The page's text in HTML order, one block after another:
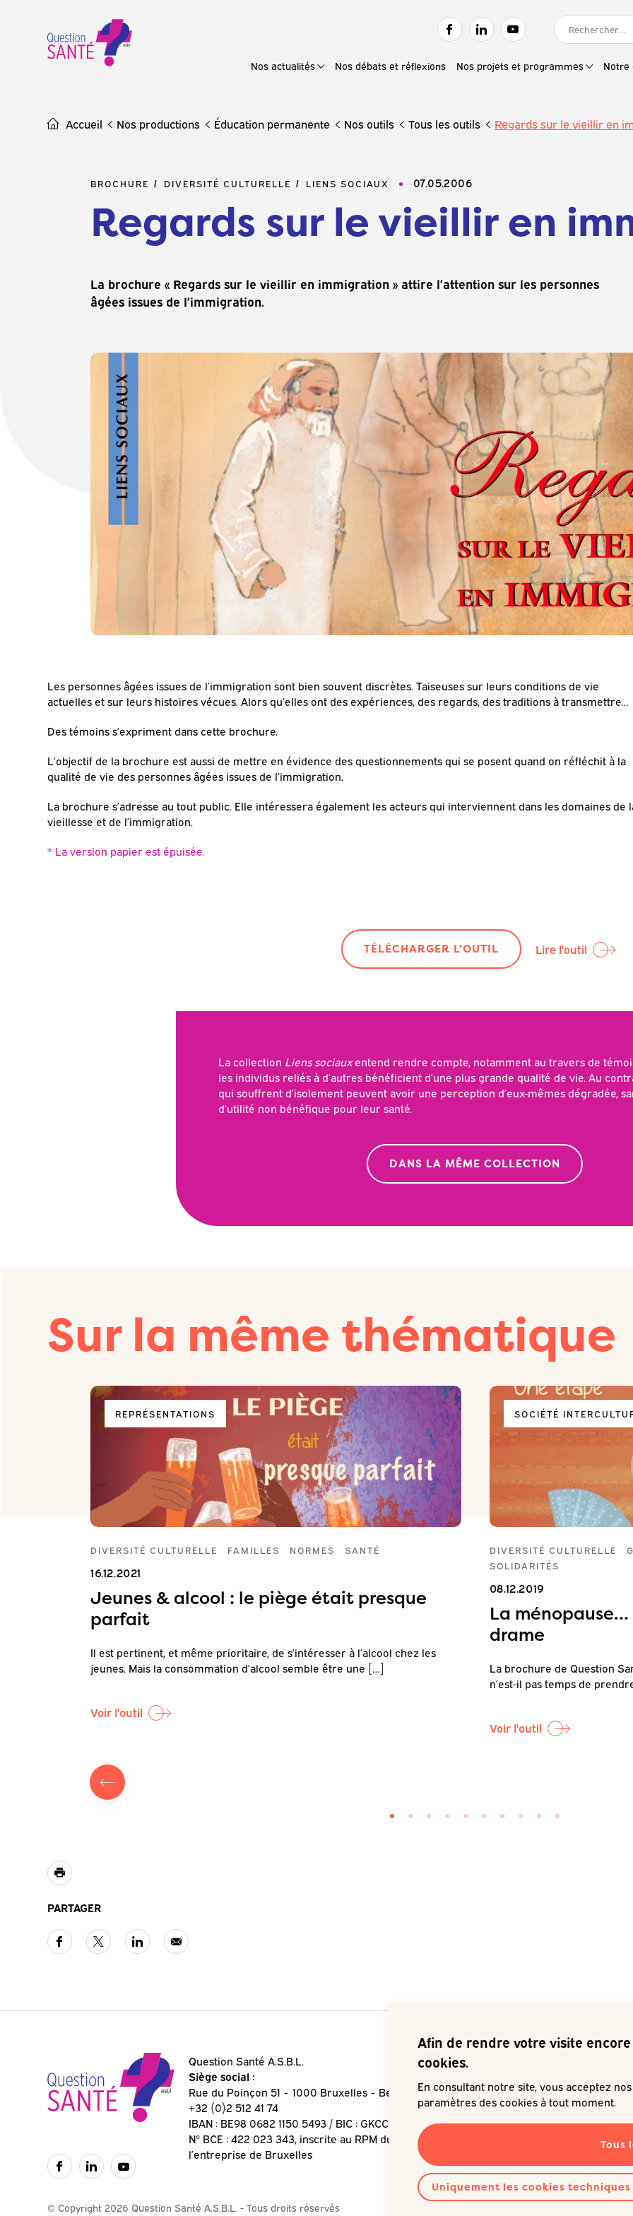
RECHERCHER :
Nos actualités Nos débats et réflexions Nos projets et programmes Notre
Accueil Nos productions Éducation permanente Nos outils Tous les outils Regards sur le vieillir en
BROCHURE DIVERSITÉ CULTURELLE LIENS SOCIAUX 07.05.2006
Regards sur le vieillir en
La brochure « Regards sur le vieillir en immigration » attire l’attention sur les personnes
âgées issues de l’immigration.
Les personnes âgées issues de l’immigration sont bien souvent discrètes. Taiseuses sur leurs conditions de vie
actuelles et sur leurs histoires vécues. Alors qu’elles ont des expériences, des regards, des traditions à transmettre…
Des témoins s’expriment dans cette brochure.
L’objectif de la brochure est aussi de mettre en évidence des questionnements qui se posent quand on réfléchit à la
qualité de vie des personnes âgées issues de l’immigration.
La brochure s’adresse au tout public. Elle intéressera également les acteurs qui interviennent dans les domaines de
vieillesse et de l’immigration.
* La version papier est épuisée.
TÉLÉCHARGER L'OUTIL Lire l'outil
La collection Liens sociauxentend rendre compte, notamment au travers de
les individus reliés à d’autres bénéficient d’une plus grande qualité de vie. Au
qui souffrent d’isolement peuvent avoir une perception d’eux-mêmes dégradée,
d’utilité non bénéfique pour leur santé.
DANS LA MÊME COLLECTION
Sur la même thématique
REPRÉSENTATIONS
DIVERSITÉ CULTURELLE FAMILLES NORMES SANTÉ
16.12.2021
Jeunes & alcool : le piège était presque
parfait
Il est pertinent, et même prioritaire, de s’intéresser à l’alcool chez les
jeunes. Mais la consommation d’alcool semble être une […]
Voir l'outil
SOCIÉTÉ
DIVERSITÉ CULTURELLE
SOLIDARITÉS
08.12.2019
La
drame
La brochure de Question
n’est-il pas temps de
Voir l'outil
PARTAGER
Question Santé A.S.B.L.
Siège social :
Rue du Poinçon 51
1000 Bruxelles
Belgique
+32 (0)2 512 41 74
IBAN : BE98 0682 1150 5493 / BIC : GKCCBEBB
N° BCE : 422 023 343, inscrite au RPM du Tribunal de
l’entreprise de Bruxelles
© Copyright 2026 Question Santé A.S.B.L. - Tous droits réservés
Je
Afin de rendre votre visite
cookies.
En consultant notre site, vous acceptez
paramètres des cookies à tout moment.
Tous
Uniquement les cookies techniques